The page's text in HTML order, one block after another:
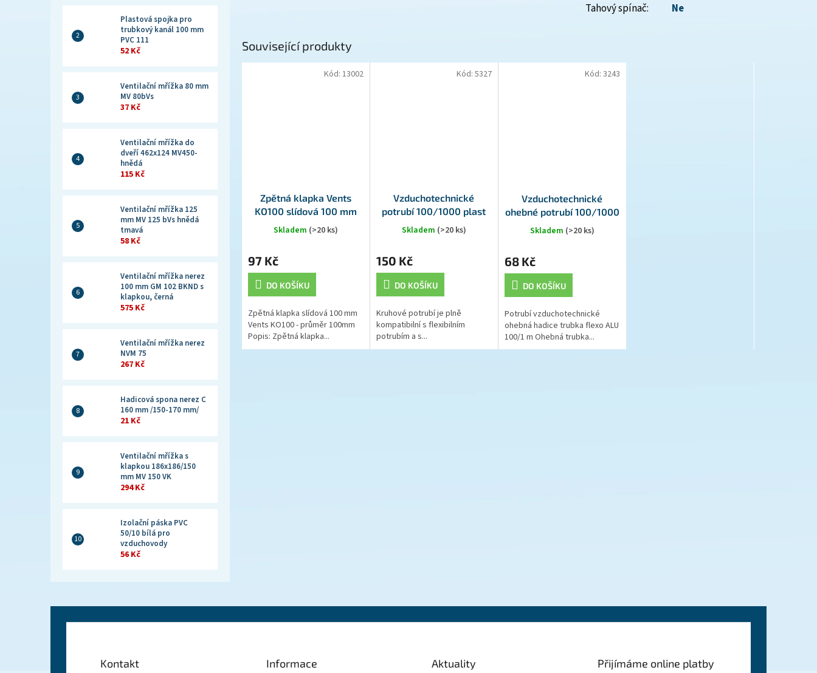
Plastová spojka pro
trubkový kanál 100 mm
PVC 111
52 Kč
Ventilační mřížka 80 mm
MV 80bVs
37 Kč
Ventilační mřížka do
dveří 462x124 MV450-
hnědá
115 Kč
Ventilační mřížka 125
mm MV 125 bVs hnědá
tmavá
58 Kč
Ventilační mřížka nerez
100 mm GM 102 BKND s
klapkou, černá
575 Kč
Ventilační mřížka nerez
NVM 75
267 Kč
Hadicová spona nerez C
160 mm /150-170 mm/
21 Kč
Ventilační mřížka s
klapkou 186x186/150
mm MV 150 VK
294 Kč
Izolační páska PVC
50/10 bílá pro
vzduchovody
56 Kč
Tahový spínač: Ne
Související produkty
Zpětná klapka Vents
KO100 slídová 100 mm
Skladem (>20 ks)
97 Kč
DO KOŠÍKU
Zpětná klapka slídová 100 mm
Vents KO100 - průměr 100mm
Popis: Zpětná klapka...
Kód: 13002
Vzduchotechnické
potrubí 100/1000 plast
Skladem (>20 ks)
150 Kč
DO KOŠÍKU
Kruhové potrubí je plně
kompatibilní s flexibilním
potrubím a s...
Kód: 5327
Vzduchotechnické
ohebné potrubí 100/1000
ALU
Skladem (>20 ks)
68 Kč
DO KOŠÍKU
Potrubí vzduchotechnické
ohebná hadice trubka flexo ALU
100/1 m Ohebná trubka...
Kód:3243
Kontakt Informace
Aktuality
Přijímáme online platby